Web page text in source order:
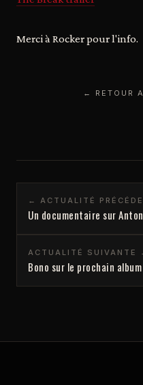
Merci à Rocker pour l'info.
← RETOUR
← ACTUALITÉ
Un documentaire sur
ACTUALITÉ SUIVANTE
Bono sur le prochain